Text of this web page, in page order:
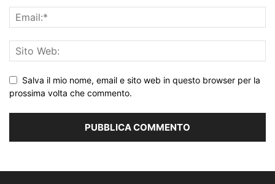
Salva il mio nome, email e sito web in questo browser per la
prossima volta che commento.